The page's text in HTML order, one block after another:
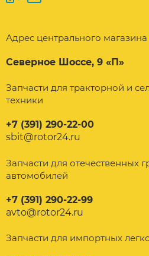
Адрес центрального магазина
Северное Шоссе, 9 «П»
Запчасти для тракторной и
техники
+7 (391) 290-22-00
sbit@rotor24.ru
Запчасти для отечественных
автомобилей
+7 (391) 290-22-99
avto@rotor24.ru
Запчасти для импортных